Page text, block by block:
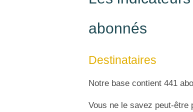
abonnés
Destinataires
Notre base contient 441
Vous ne le savez peut-être